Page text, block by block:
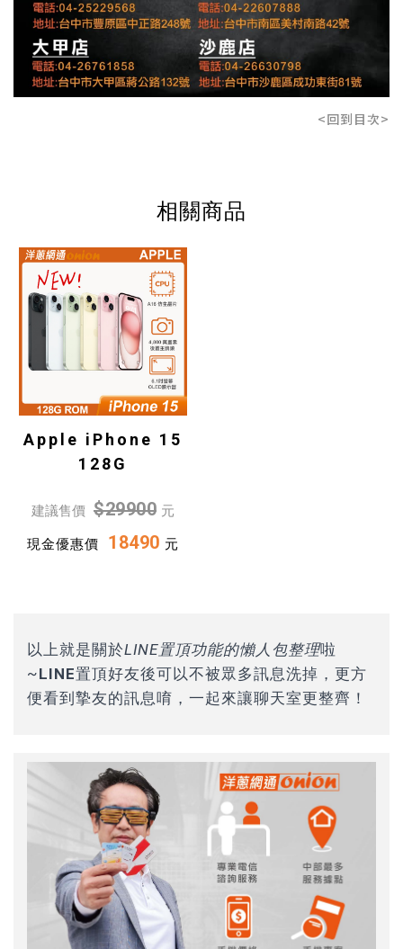
<回到目次>
相關商品
Apple iPhone 15
128G
建議售價 $29900 元
現金優惠價 18490 元
以上就是關於LINE置頂功能的懶人包整理啦
~LINE置頂好友後可以不被眾多訊息洗掉，更方
便看到摯友的訊息唷 ，一起來讓聊天室更整齊！